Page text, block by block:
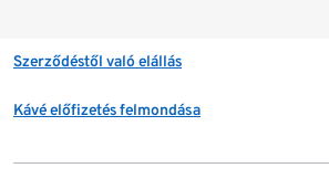
Szerződéstől való elállás
Kávé előfizetés felmondása